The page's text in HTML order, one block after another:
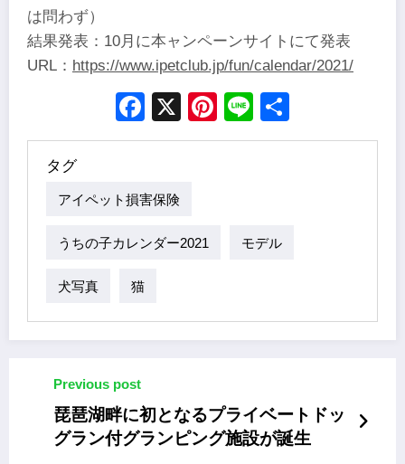
は問わず）
結果発表：10月に本ャンペーンサイトにて発表
URL： https://www.ipetclub.jp/fun/calendar/2021/
Facebook
X Pinterest
Line
タグ
アイペット損害保険
うちの子カレンダー2021 モデル
犬写真 猫
Previous post
琵琶湖畔に初となるプライベートドッ
グラン付グランピング施設が誕生